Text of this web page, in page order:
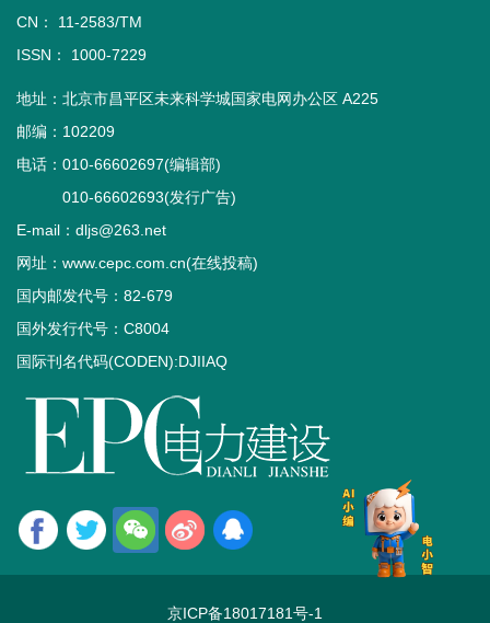
CN： 11-2583/TM
ISSN： 1000-7229
地址：北京市昌平区未来科学城国家电网办公区 A225
邮编：102209
电话：010-66602697(编辑部)
010-66602693(发行广告)
E-mail：dljs@263.net
网址：www.cepc.com.cn(在线投稿)
国内邮发代号：82-679
国外发行代号：C8004
国际刊名代码(CODEN):DJIIAQ
京ICP备18017181号-1